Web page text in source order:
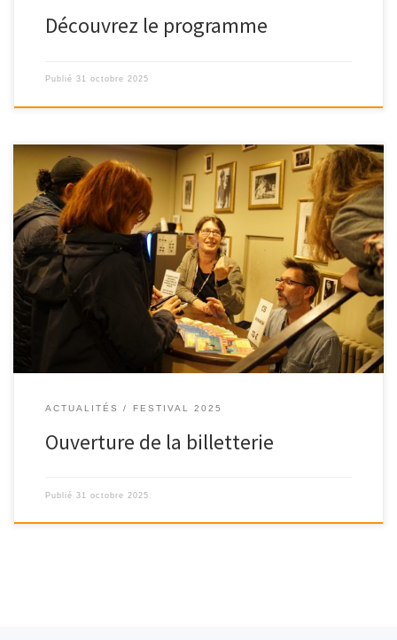
Découvrez le programme
Publié 31 octobre 2025
Au Cinéma Le César Pendant la semaine du festival (6 au 11
novembre), la billetterie […]
ACTUALITÉS FESTIVAL 2025
Ouverture de la billetterie
Publié 31 octobre 2025